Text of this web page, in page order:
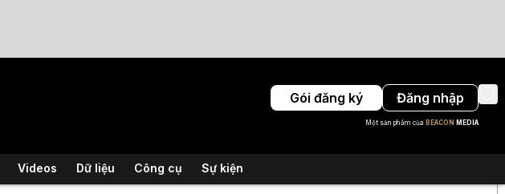
Gói đăng ký Đăng nhập
Một sản phẩm của BEACON MEDIA
Videos Dữ liệu Công cụ Sự kiện